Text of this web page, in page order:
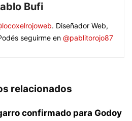
Bufi
. Diseñador Web,
seguirme en @pablitorojo87
relacionados
confirmado para Godoy